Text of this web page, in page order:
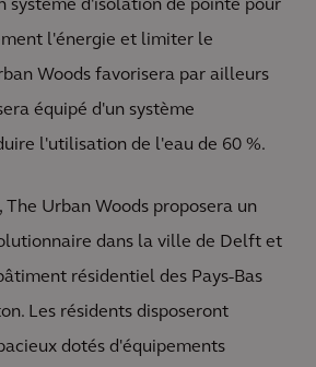
système d'isolation de pointe pour
l'énergie et limiter le
Woods favorisera par ailleurs
équipé d'un système
l'utilisation de l'eau de 60 %.
Urban Woods proposera un
dans la ville de Delft et
résidentiel des Pays-Bas
Les résidents disposeront
dotés d'équipements